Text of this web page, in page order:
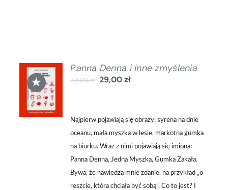
★
DODAJ
DO
KOSZYKA
/
SZCZEGÓŁY
Panna Denna i inne zmyślenia
39,00zł 29,00zł
Najpierw pojawiają się obrazy: syrena na dnie
oceanu, mała myszka w lesie, markotna gumka
na biurku. Wraz z nimi pojawiają się imiona:
Panna Denna, Jedna Myszka, Gumka Zakała.
Bywa, że nawiedza mnie zdanie, na przykład „o
reszcie, która chciała być sobą”. Co to jest? I